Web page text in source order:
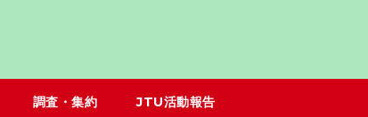
調査・集約 JTU活動報告